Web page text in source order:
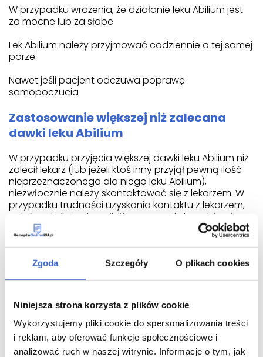
Zgoda Szczegóły O plikach cookies
Niniejsza strona korzysta z plików cookie
Wykorzystujemy pliki cookie do spersonalizowania treści
i reklam, aby oferować funkcje społecznościowe i
analizować ruch w naszej witrynie. Informacje o tym, jak
W przypadku wrażenia, że działanie leku Abilium jest
za mocne lub za słabe
Lek Abilium należy przyjmować codziennie o tej samej
porze
Nawet jeśli pacjent odczuwa poprawę
samopoczucia
Zastosowanie większej niż zalecana
dawki leku Abilium
W przypadku przyjęcia większej dawki leku Abilium niż
zalecił lekarz (lub jeżeli ktoś inny przyjął pewną ilość
nieprzeznaczonego dla niego leku Abilium),
niezwłocznie należy skontaktować się z lekarzem. W
przypadku trudności uzyskania kontaktu z lekarzem,
należy udać się do najbliższego szpitala, zabierając
ze sobą opakowanie leku.
U pacjentów, którzy przyjęli zbyt dużą dawkę
arypiprazolu, wystąpiły następujące objawy
Jeśli u pacjenta wystąpi którykolwiek z powyższych
objawów, należy niezwłocznie skontaktować się z
lekarzem lub szpitalem.